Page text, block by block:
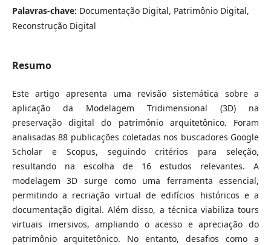
Palavras-chave: Documentação Digital, Patrimônio Digital,
Reconstrução Digital
Resumo
Este artigo apresenta uma revisão sistemática sobre a
aplicação da Modelagem Tridimensional (3D) na
preservação digital do patrimônio arquitetônico. Foram
analisadas 88 publicações coletadas nos buscadores Google
Scholar e Scopus, seguindo critérios para seleção,
resultando na escolha de 16 estudos relevantes. A
modelagem 3D surge como uma ferramenta essencial,
permitindo a recriação virtual de edifícios históricos e a
documentação digital. Além disso, a técnica viabiliza tours
virtuais imersivos, ampliando o acesso e apreciação do
patrimônio arquitetônico. No entanto, desafios como a